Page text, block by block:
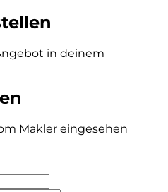
in deinem
Makler eingesehen